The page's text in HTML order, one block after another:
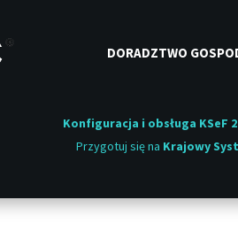
DORADZTWO
Konfiguracja i obsługa KSeF
Przygotuj się na Krajowy